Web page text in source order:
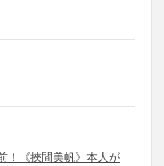
！《挾間美帆》本人が